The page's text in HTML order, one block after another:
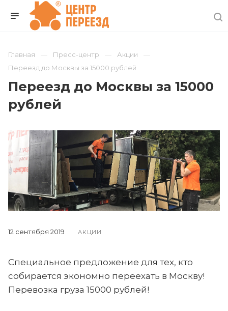
Главная Пресс-центр
Акции
Переезд до Москвы за 15000 рублей
Переезд до Москвы за 15000
рублей
12 сентября 2019 АКЦИИ
Специальное предложение для тех, кто
собирается экономно переехать в Москву!
Перевозка груза 15000 рублей!